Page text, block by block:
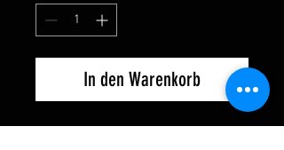
In den Warenkorb